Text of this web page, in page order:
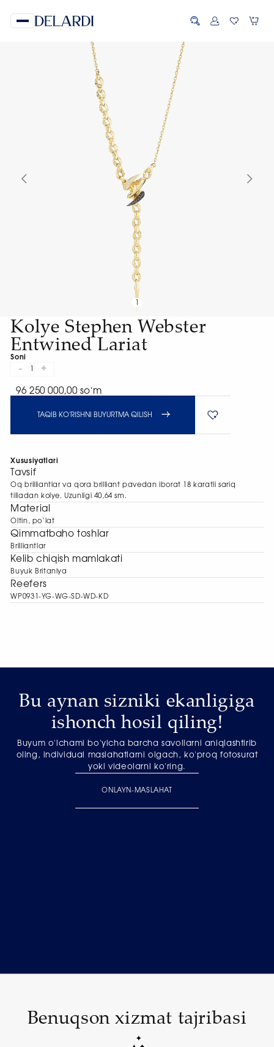
Kolye Stephen Webster
Entwined Lariat
Soni
- +
96 250 000,00 soʻm
TAQIB KO'RISHNI BUYURTMA QILISH
Xususiyatlari
Tavsif
Oq brilliantlar va qora brilliant pavedan iborat 18 karatli sariq
tilladan kolye. Uzunligi 40,64 sm.
Material
Oltin, po‘lat
Qimmatbaho toshlar
Brilliantlar
Kelib chiqish mamlakati
Buyuk Britaniya
Reefers
WP0931-YG-WG-SD-WD-KD
Bu aynan sizniki ekanligiga
ishonch hosil qiling!
Buyum o'lchami bo'yicha barcha savollarni aniqlashtirib
oling, individual maslahatlarni olgach, ko'proq fotosurat
yoki videolarni ko'ring.
ONLAYN-MASLAHAT
Benuqson xizmat tajribasi